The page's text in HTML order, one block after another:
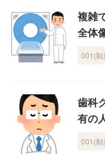
複雑
全体
001(制
歯科
有の
001(制